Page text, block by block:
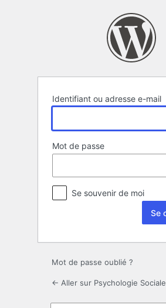
Identifiant ou adresse e-mail
Mot de passe
Se souvenir de moi
Mot de passe oublié ?
← Aller sur Psychologie Sociale